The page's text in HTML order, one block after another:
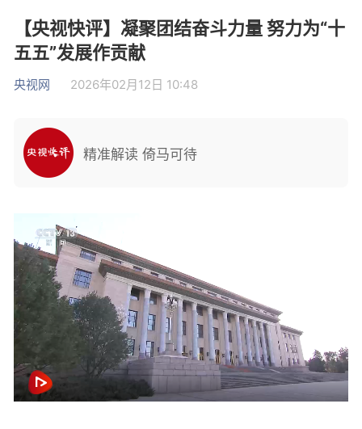
【央视快评】凝聚团结奋斗力量 努力为“十
五五”发展作贡献
央视网 2026年02月12日 10:48
精准解读 倚马可待